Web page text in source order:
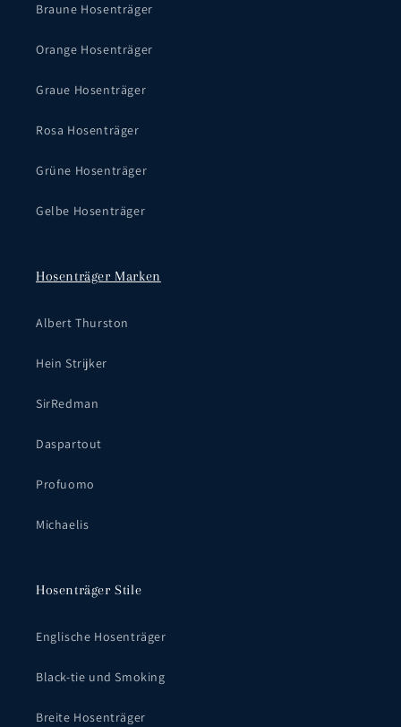
Braune Hosenträger
Orange Hosenträger
Graue Hosenträger
Rosa Hosenträger
Grüne Hosenträger
Gelbe Hosenträger
Hosenträger Marken
Albert Thurston
Hein Strijker
SirRedman
Daspartout
Profuomo
Michaelis
Hosenträger Stile
Englische Hosenträger
Black-tie und Smoking
Breite Hosenträger